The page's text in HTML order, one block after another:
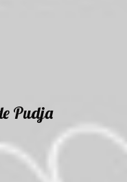
Pudja